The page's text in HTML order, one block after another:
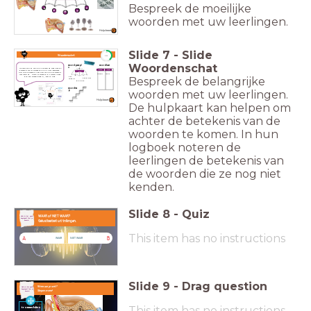
Hulpkaart
Bespreek de moeilijke
woorden met uw leerlingen.
Woordenschat
betekenis van de woorden die jij hebt gearceerd.
Wist je de betekenis nog niet? Schrijf de betekenis
voor jezelf op. Horen er woorden bij elkaar? Maak
dan een woordparaplu, -kast of -trap.
groot klein
Hulpkaart
woordparapl
u
woordtra
p
woordkast
5:00 Slide 7 - Slide
Woordenschat
Bespreek de belangrijke
woorden met uw leerlingen.
De hulpkaart kan helpen om
achter de betekenis van de
woorden te komen. In hun
logboek noteren de
leerlingen de betekenis van
de woorden die ze nog niet
kenden.
Heb jij het goed
begrepen? Test je
kennis!
WAAR of NIET WAAR?
Geluid bestaat uit trillingen.
A WAAR B
NIET WAAR
Slide 8 - Quiz
This item has no instructions
Waar zie je wat?
Slepen maar!
Heb jij het goed
begrepen? Test je
kennis!
trommelvlies
Slide 9 - Drag question